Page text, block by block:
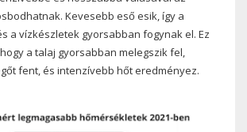
Kevesebb eső esik, így a
a vízkészletek gyorsabban fogynak el. Ez
a talaj gyorsabban melegszik fel,
fent, és intenzívebb hőt eredményez.